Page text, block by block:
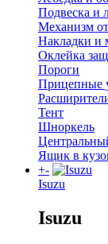
Подвеска и
Механизм
Накладки и
Оклейка
Пороги
Прицепные
Тент
Шноркель
Ящик в
+-
Isuzu
Isuzu